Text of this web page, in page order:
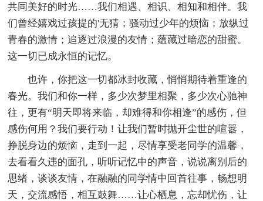
共同美好的时光……我们相遇、相识、相知和相伴。我
们曾经嬉戏过孩提的'无猜；骚动过少年的烦恼；放纵过
青春的激情；追逐过浪漫的友情；蕴藏过暗恋的甜蜜。
这一切已成永恒的记忆。
也许，你把这一切都冰封收藏，悄悄期待着重逢的
春光。我们和你一样，多少次梦里相聚，多少次心驰神
往，更有“明天即将来临，却难得和你相逢”的感伤，但
感伤何用？我们要行动！让我们暂时抛开尘世的喧嚣，
挣脱身边的烦恼，走到一起，尽情享受老同学的温馨，
去看看久违的面孔，听听记忆中的声音，说说离别后的
思绪，谈谈友情，在融融的同学情中回首往事，畅想明
天，交流感悟，相互鼓舞……让心栖息，忘却忧伤，让